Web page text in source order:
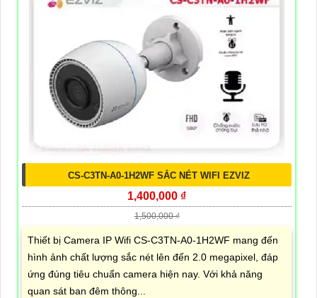
CS-C3TN-A0-1H2WF SẮC NÉT WIFI EZVIZ
1,400,000 ₫
1,500,000 ₫
Thiết bị Camera IP Wifi CS-C3TN-A0-1H2WF mang đến
hình ảnh chất lượng sắc nét lên đến 2.0 megapixel, đáp
ứng đúng tiêu chuẩn camera hiện nay. Với khả năng
quan sát ban đêm thông...